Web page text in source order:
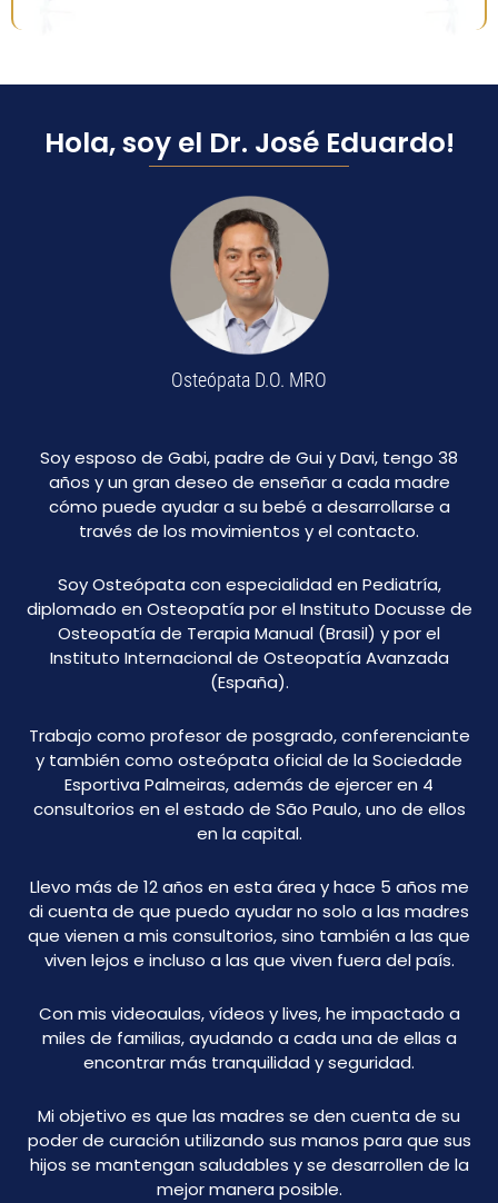
Hola, soy el Dr. José Eduardo!
Soy esposo de Gabi, padre de Gui y Davi, tengo 38
años y un gran deseo de enseñar a cada madre
cómo puede ayudar a su bebé a desarrollarse a
través de los movimientos y el contacto.
Soy Osteópata con especialidad en Pediatría,
diplomado en Osteopatía por el Instituto Docusse de
Osteopatía de Terapia Manual (Brasil) y por el
Instituto Internacional de Osteopatía Avanzada
(España).
Trabajo como profesor de posgrado, conferenciante
y también como osteópata oficial de la Sociedade
Esportiva Palmeiras, además de ejercer en 4
consultorios en el estado de São Paulo, uno de ellos
en la capital.
Llevo más de 12 años en esta área y hace 5 años me
di cuenta de que puedo ayudar no solo a las madres
que vienen a mis consultorios, sino también a las que
viven lejos e incluso a las que viven fuera del país.
Con mis videoaulas, vídeos y lives, he impactado a
miles de familias, ayudando a cada una de ellas a
encontrar más tranquilidad y seguridad.
Mi objetivo es que las madres se den cuenta de su
poder de curación utilizando sus manos para que sus
hijos se mantengan saludables y se desarrollen de la
mejor manera posible.
Osteópata D.O. MRO